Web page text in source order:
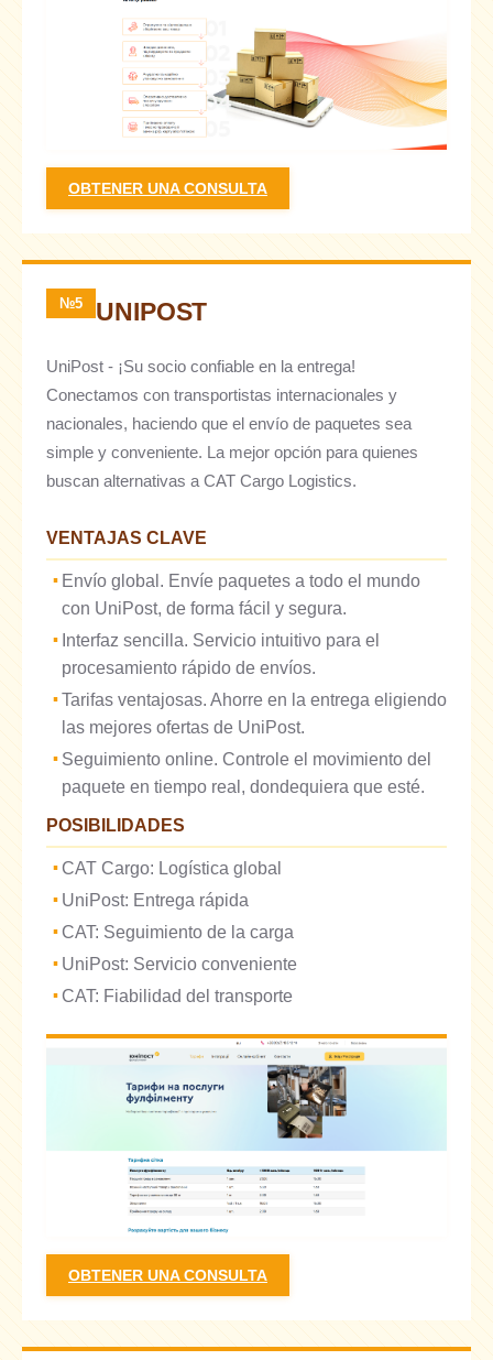
OBTENER UNA CONSULTA
№5 UNIPOST
UniPost - ¡Su socio confiable en la entrega!
Conectamos con transportistas internacionales y
nacionales, haciendo que el envío de paquetes sea
simple y conveniente. La mejor opción para quienes
buscan alternativas a CAT Cargo Logistics.
VENTAJAS CLAVE
Envío global. Envíe paquetes a todo el mundo
con UniPost, de forma fácil y segura.
Interfaz sencilla. Servicio intuitivo para el
procesamiento rápido de envíos.
Tarifas ventajosas. Ahorre en la entrega eligiendo
las mejores ofertas de UniPost.
Seguimiento online. Controle el movimiento del
paquete en tiempo real, dondequiera que esté.
POSIBILIDADES
CAT Cargo: Logística global
UniPost: Entrega rápida
CAT: Seguimiento de la carga
UniPost: Servicio conveniente
CAT: Fiabilidad del transporte
OBTENER UNA CONSULTA